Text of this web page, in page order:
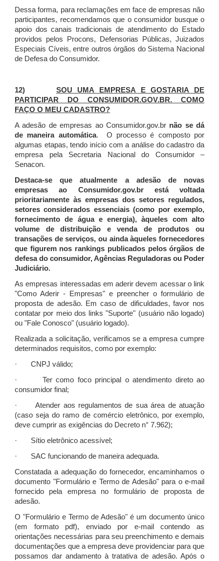
Dessa forma, para reclamações em face de empresas não
participantes, recomendamos que o consumidor busque o
apoio dos canais tradicionais de atendimento do Estado
providos pelos Procons, Defensorias Públicas, Juizados
Especiais Cíveis, entre outros órgãos do Sistema Nacional
de Defesa do Consumidor.
12) SOU UMA EMPRESA E GOSTARIA DE
PARTICIPAR DO CONSUMIDOR.GOV.BR. COMO
FAÇO O MEU CADASTRO?
A adesão de empresas ao Consumidor.gov.br não se dá
de maneira automática. O processo é composto por
algumas etapas, tendo início com a análise do cadastro da
empresa pela Secretaria Nacional do Consumidor –
Senacon.
Destaca-se que atualmente a adesão de novas
empresas ao Consumidor.gov.br está voltada
prioritariamente às empresas dos setores regulados,
setores considerados essenciais (como por exemplo,
fornecimento de água e energia), àqueles com alto
volume de distribuição e venda de produtos ou
transações de serviços, ou ainda àqueles fornecedores
que figurem nos rankings publicados pelos órgãos de
defesa do consumidor, Agências Reguladoras ou Poder
Judiciário.
As empresas interessadas em aderir devem acessar o link
"Como Aderir - Empresas" e preencher o formulário de
proposta de adesão. Em caso de dificuldades, favor nos
contatar por meio dos links "Suporte" (usuário não logado)
ou "Fale Conosco" (usuário logado).
Realizada a solicitação, verificamos se a empresa cumpre
determinados requisitos, como por exemplo:
· CNPJ válido;
· Ter como foco principal o atendimento direto ao
consumidor final;
· Atender aos regulamentos de sua área de atuação
(caso seja do ramo de comércio eletrônico, por exemplo,
deve cumprir as exigências do Decreto n° 7.962);
· Sítio eletrônico acessível;
· SAC funcionando de maneira adequada.
Constatada a adequação do fornecedor, encaminhamos o
documento "Formulário e Termo de Adesão" para o e-mail
fornecido pela empresa no formulário de proposta de
adesão.
O "Formulário e Termo de Adesão" é um documento único
(em formato pdf), enviado por e-mail contendo as
orientações necessárias para seu preenchimento e demais
documentações que a empresa deve providenciar para que
possamos dar andamento à tratativa de adesão. Após o